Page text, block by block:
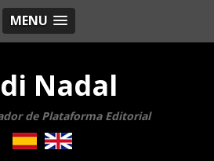
MENU
Nadal
de Plataforma Editorial